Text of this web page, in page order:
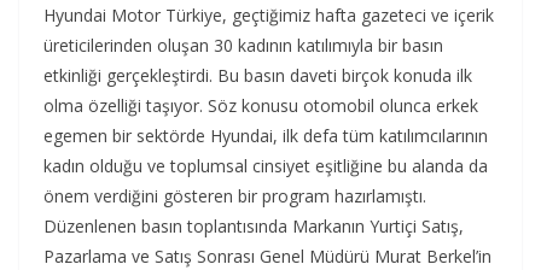
Hyundai Motor Türkiye, geçtiğimiz hafta gazeteci ve içerik
üreticilerinden oluşan 30 kadının katılımıyla bir basın
etkinliği gerçekleştirdi. Bu basın daveti birçok konuda ilk
olma özelliği taşıyor. Söz konusu otomobil olunca erkek
egemen bir sektörde Hyundai, ilk defa tüm katılımcılarının
kadın olduğu ve toplumsal cinsiyet eşitliğine bu alanda da
önem verdiğini gösteren bir program hazırlamıştı.
Düzenlenen basın toplantısında Markanın Yurtiçi Satış,
Pazarlama ve Satış Sonrası Genel Müdürü Murat Berkel’in